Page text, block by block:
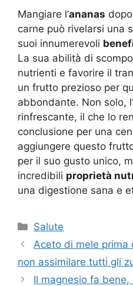
Mangiare l’ananas
carne può rivelarsi una
suoi innumerevoli
La sua abilità di
nutrienti e favorire il
un frutto prezioso per
abbondante. Non solo, l’
rinfrescante, il che lo
conclusione per una
aggiungere questo
per il suo gusto unico,
incredibili proprietà
una digestione sana e
Categorie
Salute
Aceto di mele prima
non assimilare tutti gli
Il magnesio fa